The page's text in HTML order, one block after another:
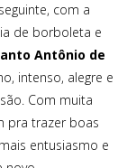
com a
de borboleta e
Antônio de
intenso, alegre e
Com muita
pra trazer boas
entusiasmo e